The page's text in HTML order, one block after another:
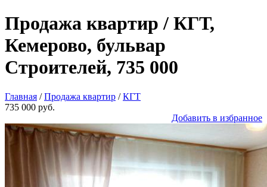
Продажа квартир / КГТ,
Кемерово, бульвар
Строителей, 735 000
Главная /Продажа квартир /КГТ
735 000 руб.
Добавить в избранное